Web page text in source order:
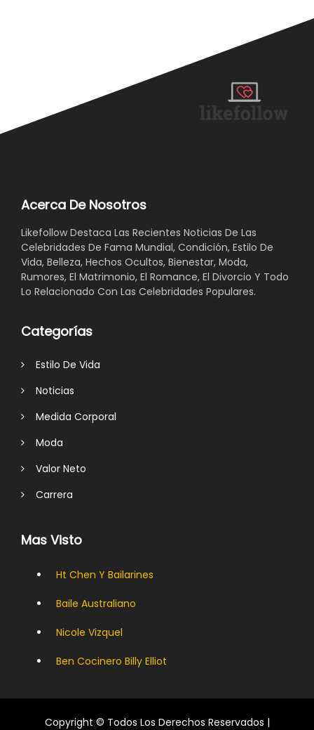
Acerca De Nosotros
Likefollow Destaca Las Recientes Noticias De Las
Celebridades De Fama Mundial, Condición, Estilo De
Vida, Belleza, Hechos Ocultos, Bienestar, Moda,
Rumores, El Matrimonio, El Romance, El Divorcio Y Todo
Lo Relacionado Con Las Celebridades Populares.
Categorías
Estilo De Vida
Noticias
Medida Corporal
Moda
Valor Neto
Carrera
Mas Visto
Ht Chen Y Bailarines
Baile Australiano
Nicole Vizquel
Ben Cocinero Billy Elliot
Copyright © Todos Los Derechos Reservados |